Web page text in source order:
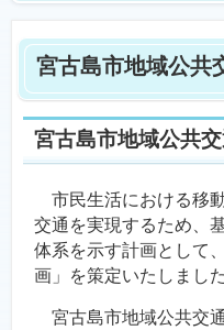
宮古島市地域公共
宮古島市地域公共
市民生活における移
交通を実現するため、
体系を示す計画として
画」を策定いたしました
宮古島市地域公共交